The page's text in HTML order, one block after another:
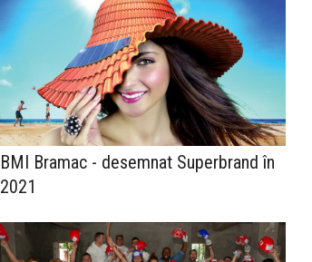
BMI Bramac - desemnat Superbrand în
2021